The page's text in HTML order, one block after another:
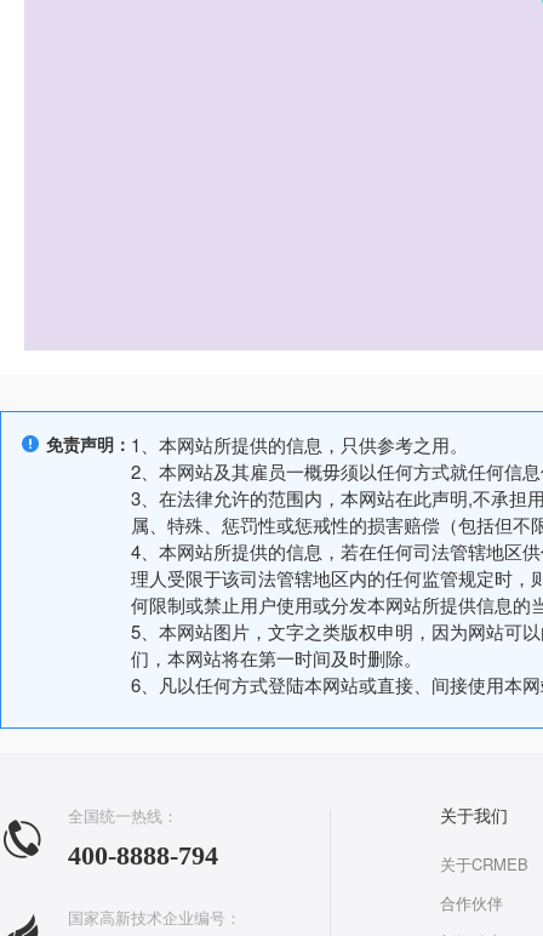
免责声明： 1、本网站所提供的信息，只供参考之用。
2、本网站及其雇员一概毋须以任何方式就任何信
3、在法律允许的范围内，本网站在此声明,不承担
属、特殊、惩罚性或惩戒性的损害赔偿（包括但
4、本网站所提供的信息，若在任何司法管辖地区
理人受限于该司法管辖地区内的任何监管规定时
何限制或禁止用户使用或分发本网站所提供信息的
5、本网站图片，文字之类版权申明，因为网站可
们，本网站将在第一时间及时删除。
6、凡以任何方式登陆本网站或直接、间接使用本
全国统一热线：
400-8888-794
国家高新技术企业编号：
关于我们
关于CRMEB
合作伙伴